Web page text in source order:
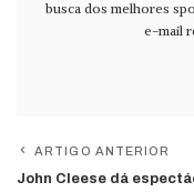
busca dos melhores
e-mail
ARTIGO ANTERIOR
John Cleese dá